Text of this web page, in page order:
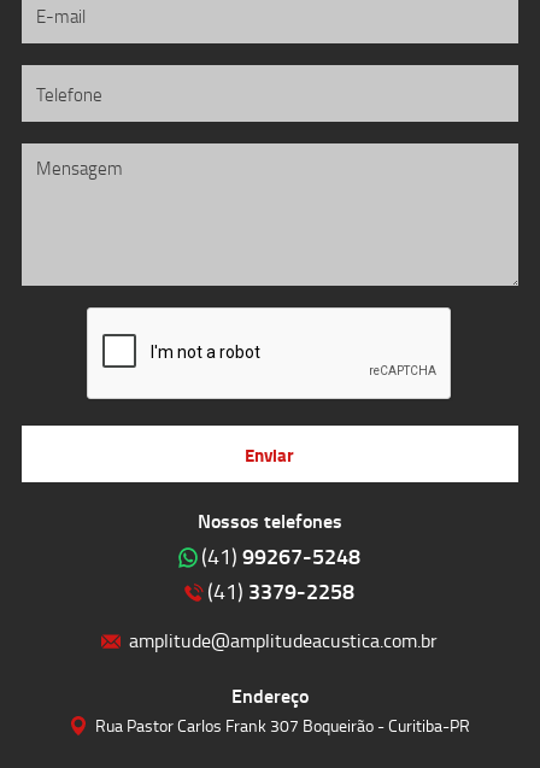
Nossos telefones
(41) 99267-5248
(41) 3379-2258
amplitude@amplitudeacustica.com.br
Endereço
Rua Pastor Carlos Frank 307 Boqueirão - Curitiba-PR
Enviar